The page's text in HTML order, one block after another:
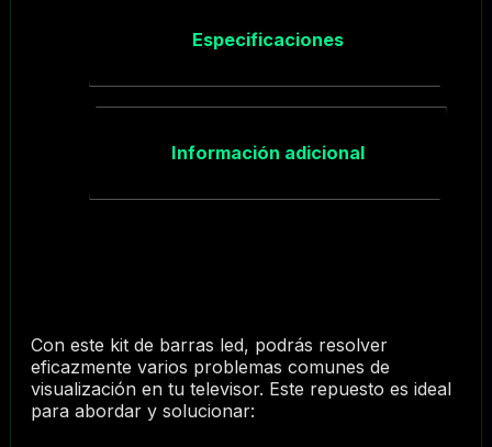
Especificaciones
Información adicional
Con este kit de barras led, podrás resolver
eficazmente varios problemas comunes de
visualización en tu televisor. Este repuesto es ideal
para abordar y solucionar: